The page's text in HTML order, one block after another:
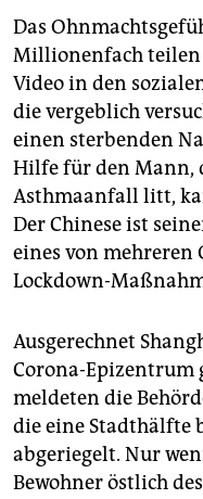
unterstützen
abo
genossenschaft
epaper login
Das
Millionenfach teilen
Video in den
die vergeblich
einen sterbenden
Hilfe für den Mann,
Asthmaanfall litt,
Der Chinese ist
eines von
Lockdown-
Ausgerechnet
Corona-Epizentrum
meldeten die
die eine Stadthälfte
abgeriegelt. Nur
Bewohner östlich